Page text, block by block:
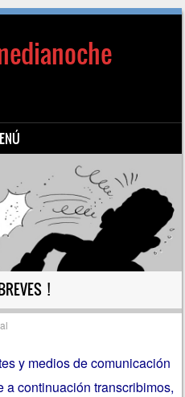
!
y medios de comunicación
a continuación transcribimos,